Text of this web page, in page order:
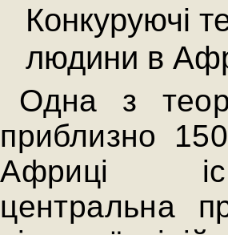
Конкуруючі
людини в
Одна з
приблизно
Африці
центральна